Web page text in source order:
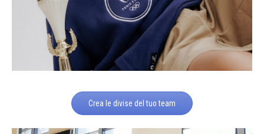
Crea le divise del tuo team